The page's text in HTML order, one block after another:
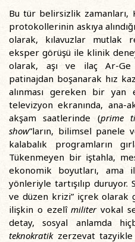
Bu tür belirsizlik zamanları,
protokollerinin askıya
olarak, kılavuzlar mutlak
eksper görüşü ile klinik
olarak, aşı ve ilaç Ar-
patinajdan boşanarak hız
alınması gereken bir yan
televizyon ekranında, ana-
akşam saatlerinde (prime
show”ların, bilimsel panele
kalabalık programların
Tükenmeyen bir iştahla,
ekonomik boyutları,
yönleriyle tartışılıp duruyor.
ve düzen krizi” içrek olarak
ilişkin o ezelîmilitervokal
detay, sosyal anlamda
teknokratikzerzevat tazyikle